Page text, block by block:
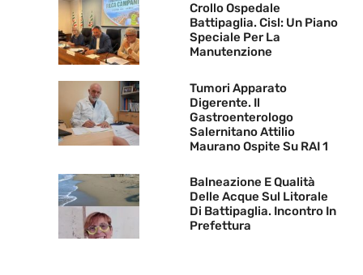
Crollo Ospedale
Battipaglia. Cisl: Un Piano
Speciale Per La
Manutenzione
Tumori Apparato
Digerente. Il
Gastroenterologo
Salernitano Attilio
Maurano Ospite Su RAI 1
Balneazione E Qualità
Delle Acque Sul Litorale
Di Battipaglia. Incontro In
Prefettura